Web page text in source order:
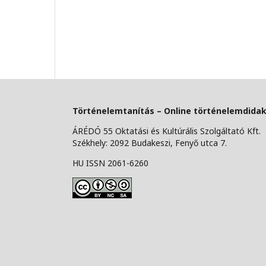
Történelemtanítás – Online
ÁRÉDÓ 55 Oktatási és Kultúrális Szolgáltató Kft.
Székhely: 2092 Budakeszi, Fenyő utca 7.
HU ISSN 2061-6260